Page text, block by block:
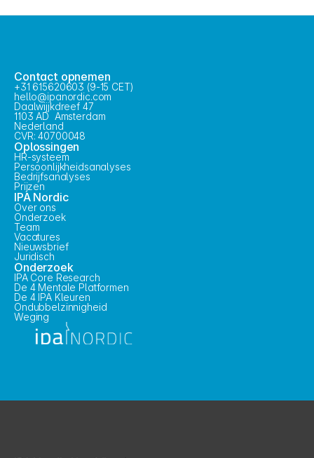
Contact opnemen
+31 615620603 (9-15 CET)
hello@ipanordic.com
Daalwijjkdreef 47
1103 AD  Amsterdam
Nederland
CVR: 40700048
Oplossingen
HR-systeem
Persoonlijkheidsanalyses
Bedrijfsanalyses
Prijzen
IPA Nordic
Over ons
Onderzoek
Team
Vacatures
Nieuwsbrief
Juridisch
Onderzoek
IPA Core Research
De 4 Mentale Platformen
De 4 IPA Kleuren
Ondubbelzinnigheid
Weging